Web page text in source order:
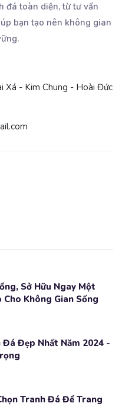
đá toàn diện, từ tư vấn
bạn tạo nên không gian
Xá - Kim Chung - Hoài Đức
Sở Hữu Ngay Một
Không Gian Sống
Đá Đẹp Nhất Năm 2024 -
Tranh Đá Để Trang